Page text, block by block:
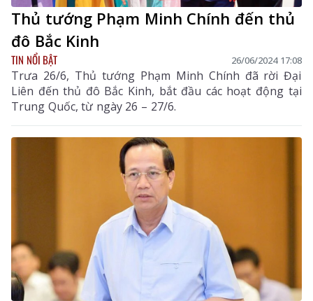
Thủ tướng Phạm Minh Chính đến thủ
đô Bắc Kinh
TIN NỔI BẬT 26/06/2024 17:08
Trưa 26/6, Thủ tướng Phạm Minh Chính đã rời Đại
Liên đến thủ đô Bắc Kinh, bắt đầu các hoạt động tại
Trung Quốc, từ ngày 26 – 27/6.